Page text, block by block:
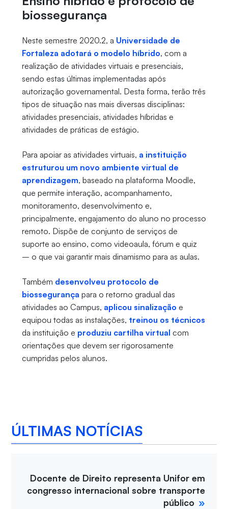
biossegurança
Neste semestre 2020.2, a Universidade de
Fortaleza adotará o modelo híbrido, com a
realização de atividades virtuais e presenciais,
sendo estas últimas implementadas após
autorização governamental. Desta forma, terão três
tipos de situação nas mais diversas disciplinas:
atividades presenciais, atividades híbridas e
atividades de práticas de estágio.
Para apoiar as atividades virtuais, a instituição
estruturou um novo ambiente virtual de
aprendizagem, baseado na plataforma Moodle,
que permite interação, acompanhamento,
monitoramento, desenvolvimento e,
principalmente, engajamento do aluno no processo
remoto. Dispõe de conjunto de serviços de
suporte ao ensino, como videoaula, fórum e quiz
– o que vai garantir mais dinamismo para as aulas.
Também desenvolveu protocolo de
biossegurança para o retorno gradual das
atividades ao Campus, aplicou sinalização e
equipou todas as instalações, treinou os técnicos
da instituição e produziu cartilha virtual com
orientações que devem ser rigorosamente
cumpridas pelos alunos.
ÚLTIMAS NOTÍCIAS
Docente de Direito representa Unifor em
congresso internacional sobre transporte
público